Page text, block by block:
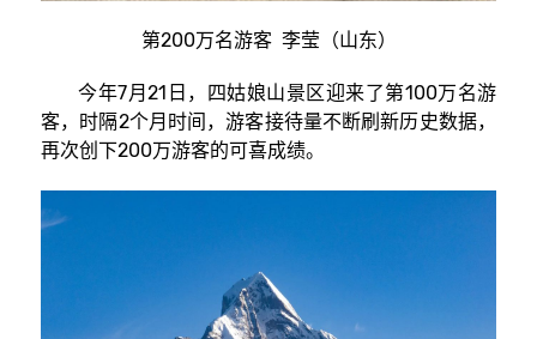
第200万名游客 李莹（山东）
今年7月21日，四姑娘山景区迎来了第100万名游
客，时隔2个月时间，游客接待量不断刷新历史数据，
再次创下200万游客的可喜成绩。